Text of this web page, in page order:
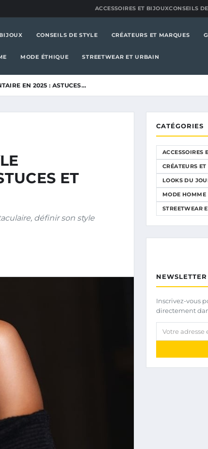
ACCESSOIRES ET BIJOUXCONSEILS
CONSEILS DE STYLE CRÉATEURS ET MARQUES
MODE ÉTHIQUE STREETWEAR ET URBAIN
EN 2025 : ASTUCES…
ET
définir son style
CATÉGORIES
ACCESSOIRES
CRÉATEURS
LOOKS DU
MODE HOMME
STREETWEAR
NEWSLETTER
Inscrivez-vous
directement
Votre adresse